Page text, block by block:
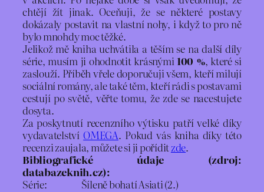
chtějí žít jinak. Oceňuji, že se některé postavy
dokázaly postavit na vlastní nohy, i když to pro ně
bylo mnohdy moc těžké.
Jelikož mě kniha uchvátila a těším se na další díly
série, musím ji ohodnotit krásnými 100 %, které si
zaslouží. Příběh vřele doporučuji všem, kteří milují
sociální romány, ale také těm, kteří rádi s postavami
cestují po světě, věřte tomu, že zde se nacestujete
dosyta.
Za poskytnutí recenzního výtisku patří velké díky
vydavatelství OMEGA. Pokud vás kniha díky této
recenzi zaujala, můžete si ji poříditzde.
Bibliografické údaje (zdroj:
databazeknih.cz):
Série: Šíleně bohatí Asiati (2.)